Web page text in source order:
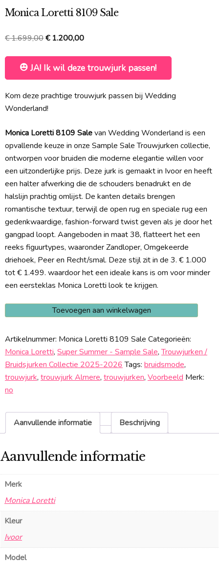
Monica Loretti 8109 Sale
€1.699,00Oorspronkelijke
was:
€1.200,00Huidige
is:
€ 1.200,00.
JA! Ik wil deze trouwjurk passen!
Kom deze prachtige trouwjurk passen bij Wedding
Wonderland!
Monica Loretti 8109 Salevan Wedding Wonderland is een
opvallende keuze in onze Sample Sale Trouwjurken collectie,
ontworpen voor bruiden die moderne elegantie willen voor
een uitzonderlijke prijs. Deze jurk is gemaakt in Ivoor en heeft
een halter afwerking die de schouders benadrukt en de
halslijn prachtig omlijst. De kanten details brengen
romantische textuur, terwijl de open rug en speciale rug een
gedenkwaardige, fashion-forward twist geven als je door het
gangpad loopt. Aangeboden in maat 38, flatteert het een
reeks figuurtypes, waaronder Zandloper, Omgekeerde
driehoek, Peer en Recht/smal. Deze stijl zit in de 3. € 1.000
tot € 1.499. waardoor het een ideale kans is om voor minder
een eersteklas Monica Loretti look te krijgen.
8109
Sale
aantal
Toevoegen aan winkelwagen
Artikelnummer: Monica Loretti 8109 Sale Categorieën:
Monica Loretti, Super Summer - Sample Sale,Trouwjurken /
Bruidsjurken Collectie 2025-2026Tags: bruidsmode,
trouwjurk, trouwjurk Almere, trouwjurken, Voorbeeld Merk:
no
Aanvullende informatie Beschrijving
Aanvullende informatie
Merk
Monica Loretti
Kleur
Ivoor
Model